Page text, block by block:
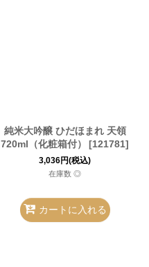
純米大吟醸 ひだほまれ 天領
720ml（化粧箱付）
[121781]
3,036円(税込)
在庫数 ◎
カートに入れる